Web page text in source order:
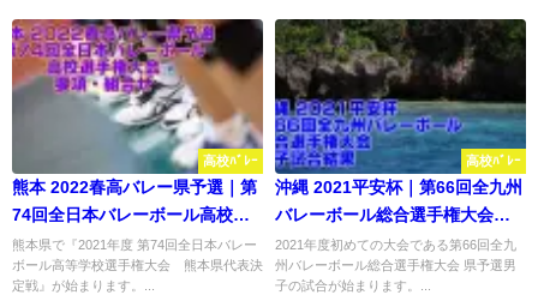
高校ﾊﾞﾚｰ
熊本 2022春高バレー県予選｜第
74回全日本バレーボール高校選
手権大会 要項・組合せ
熊本県で『2021年度 第74回全日本バレー
ボール高等学校選手権大会 熊本県代表決
定戦』が始まります。...
高校ﾊﾞﾚｰ
沖縄 2021平安杯｜第66回全九州
バレーボール総合選手権大会
男子試合結果
2021年度初めての大会である第66回全九
州バレーボール総合選手権大会 県予選男
子の試合が始まります。...